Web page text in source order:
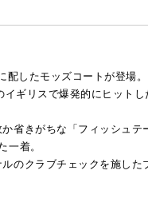
したモッズコートが登場。
ギリスで爆発的にヒット
省きがちな「フィッシュテ
一着。
のクラブチェックを施した